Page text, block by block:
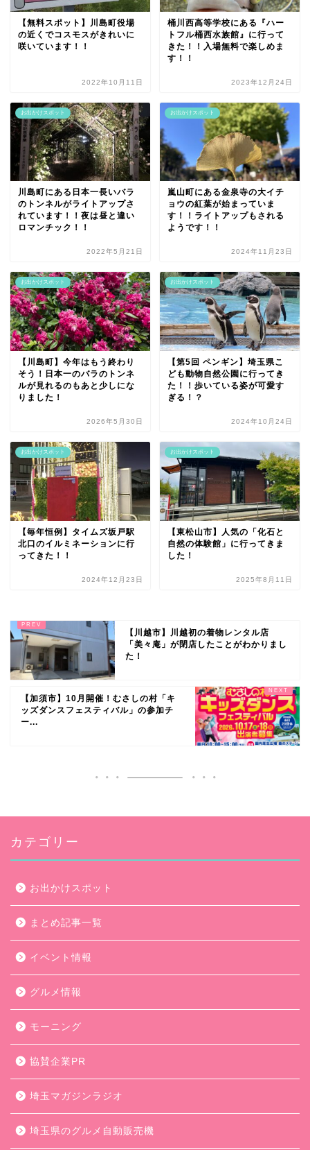
【無料スポット】川島町役場
の近くでコスモスがきれいに
咲いています！！
2022年10月11日
桶川西高等学校にある『ハー
トフル桶西水族館』に行って
きた！！入場無料で楽しめま
す！！
2023年12月24日
お出かけスポット
川島町にある日本一長いバラ
のトンネルがライトアップさ
れています！！夜は昼と違い
ロマンチック！！
2022年5月21日
お出かけスポット
嵐山町にある金泉寺の大イチ
ョウの紅葉が始まっていま
す！！ライトアップもされる
ようです！！
2024年11月23日
お出かけスポット
【川島町】今年はもう終わり
そう！日本一のバラのトンネ
ルが見れるのもあと少しにな
りました！
2026年5月30日
お出かけスポット
【第5回 ペンギン】埼玉県こ
ども動物自然公園に行ってき
た！！歩いている姿が可愛す
ぎる！？
2024年10月24日
お出かけスポット
【毎年恒例】タイムズ坂戸駅
北口のイルミネーションに行
ってきた！！
2024年12月23日
お出かけスポット
【東松山市】人気の「化石と
自然の体験館」に行ってきま
した！
2025年8月11日
【川越市】川越初の着物レンタル店
「美々庵」が閉店したことがわかりまし
た！
【加須市】10月開催！むさしの村「キ
ッズダンスフェスティバル」の参加チ
ー...
カテゴリー
お出かけスポット
まとめ記事一覧
イベント情報
グルメ情報
モーニング
協賛企業PR
埼玉マガジンラジオ
埼玉県のグルメ自動販売機